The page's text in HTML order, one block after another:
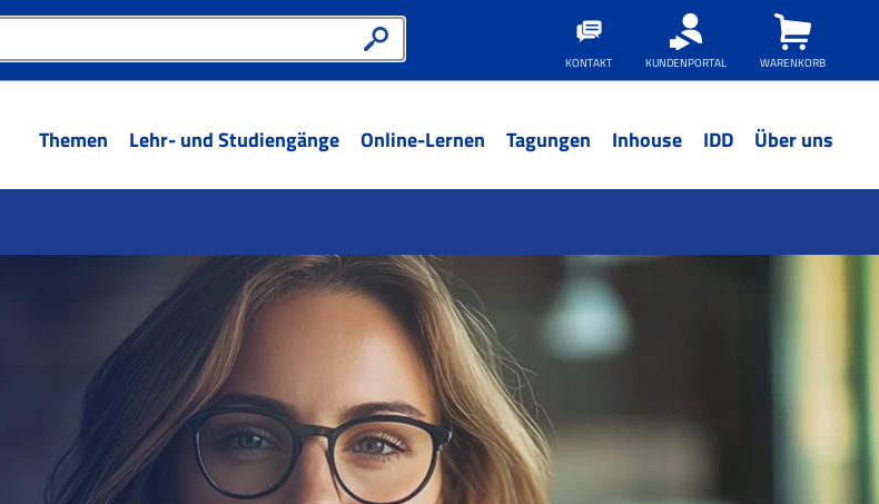
KONTAKT KUNDENPORTAL WARENKORB
Themen Lehr- und Studiengänge Online-Lernen Tagungen Inhouse IDD Über uns